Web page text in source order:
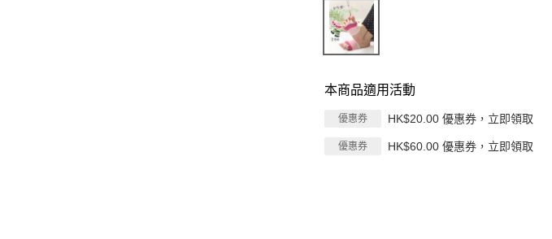
本商品適用活動
優惠券 HK$20.00 優惠券，立即領取
優惠券 HK$60.00 優惠券，立即領取